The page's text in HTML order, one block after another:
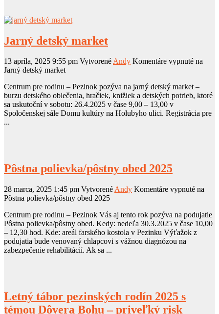
Jarný detský market
13 apríla, 2025 9:55 pm VytvorenéAndy Komentáre vypnuté na
Jarný detský market
Centrum pre rodinu – Pezinok pozýva na jarný detský market –
burzu detského oblečenia, hračiek, knižiek a detských potrieb, ktoré
sa uskutoční v sobotu: 26.4.2025 v čase 9,00 – 13,00 v
Spoločenskej sále Domu kultúry na Holubyho ulici. Registrácia pre
...
Pôstna polievka/pôstny obed 2025
28 marca, 2025 1:45 pm Vytvorené Andy Komentáre vypnuté na
Pôstna polievka/pôstny obed 2025
Centrum pre rodinu – Pezinok Vás aj tento rok pozýva na podujatie
Pôstna polievka/pôstny obed. Kedy: nedeľa 30.3.2025 v čase 10,00
– 12,30 hod. Kde: areál farského kostola v Pezinku Výťažok z
podujatia bude venovaný chlapcovi s vážnou diagnózou na
zabezpečenie rehabilitácií. Ak sa ...
Letný tábor pezinských rodín 2025 s
témou Dôvera Bohu – priveľký risk